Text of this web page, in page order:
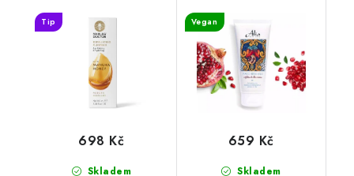
prostředek 100 ml
Tip
Skladem
698 Kč
maska se sicilským
granátovým jablkem
100 ml
Vegan
Skladem
659 Kč